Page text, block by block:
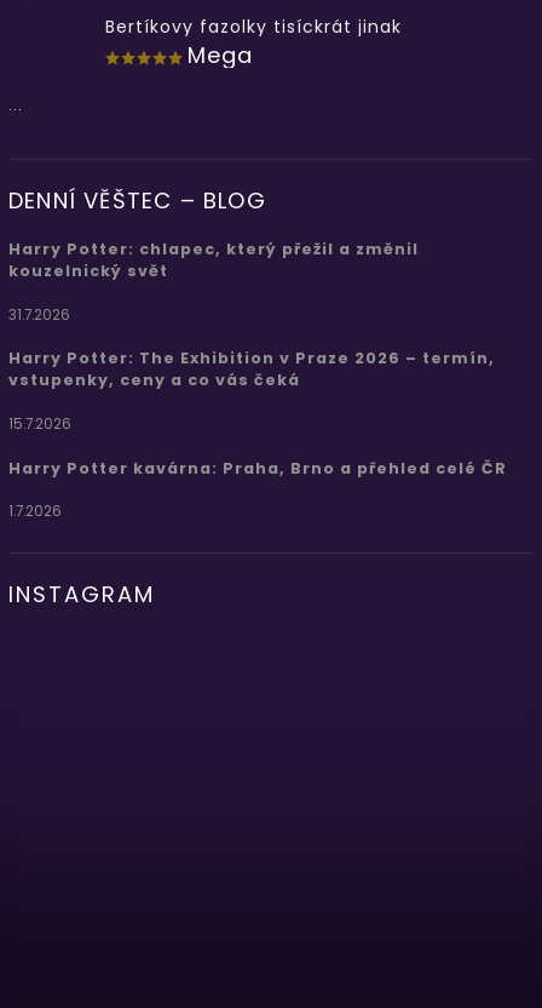
Bertíkovy fazolky tisíckrát jinak
Mega
...
DENNÍ VĚŠTEC – BLOG
Harry Potter: chlapec, který přežil a změnil
kouzelnický svět
31.7.2026
Harry Potter: The Exhibition v Praze 2026 – termín,
vstupenky, ceny a co vás čeká
15.7.2026
Harry Potter kavárna: Praha, Brno a přehled celé ČR
1.7.2026
INSTAGRAM